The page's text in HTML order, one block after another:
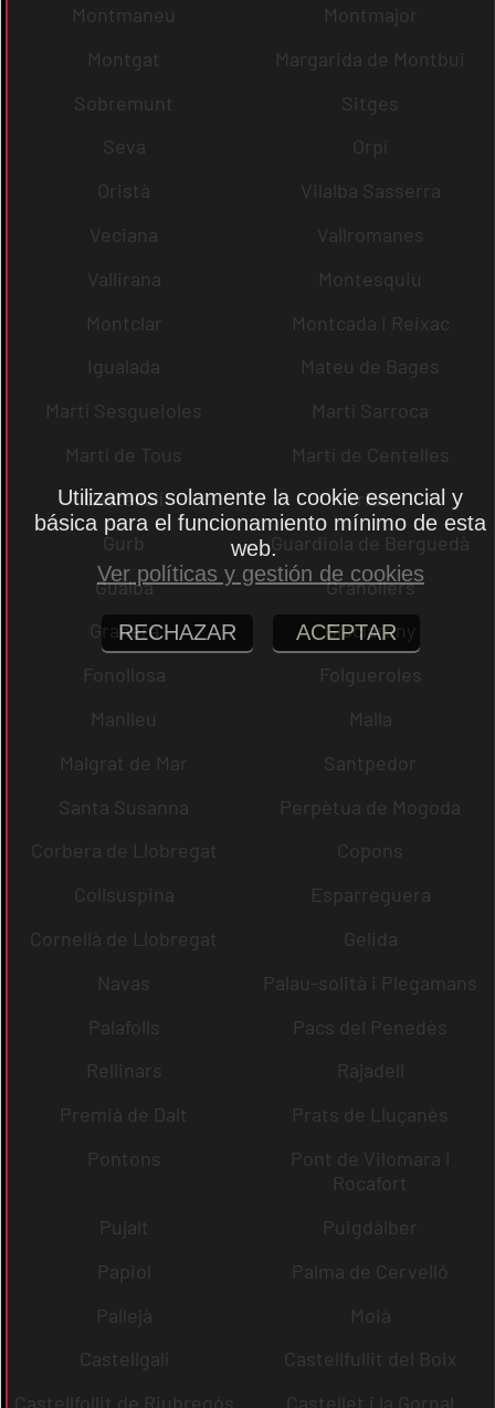
Montmaneu
Montmajor
Montgat
Margarida de Montbui
Sobremunt
Sitges
Seva
Orpí
Oristà
Vilalba Sasserra
Veciana
Vallromanes
Vallirana
Montesquiu
Montclar
Montcada i Reixac
Igualada
Mateu de Bages
Martí Sesgueioles
Martí Sarroca
Martí de Tous
Martí de Centelles
Castellolí
rrius
Gurb
Guardiola de Berguedà
Gualba
Granollers
Granera
Gisclareny
Fonollosa
Folgueroles
Manlleu
Malla
Malgrat de Mar
Santpedor
Santa Susanna
Perpètua de Mogoda
Corbera de Llobregat
Copons
Collsuspina
Esparreguera
Cornellà de Llobregat
Gelida
Navas
Palau-solità i Plegamans
Palafolls
Pacs del Penedès
Rellinars
Rajadell
Premià de Dalt
Prats de Lluçanès
Pontons
Pont de Vilomara i
Rocafort
Pujalt
Puigdàlber
Papiol
Palma de Cervelló
Pallejà
Moià
Castellgalí
Castellfullit del Boix
Castellfollit de Riubregós
Castellet i la Gornal
Utilizamos solamente la cookie esencial y
básica para el funcionamiento mínimo de esta
web.
Ver políticas y gestión de cookies
RECHAZAR ACEPTAR